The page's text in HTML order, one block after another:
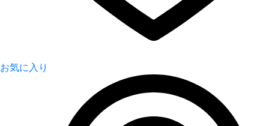
お気に入り